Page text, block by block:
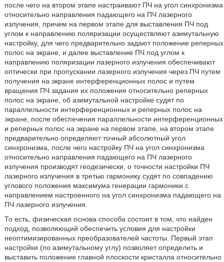
после чего на втором этапе настраивают ПЧ на угол синхронизма
относительно направления падающего на ПЧ лазерного
излучения, причем на первом этапе для выставления ПЧ под
углом к направлению поляризации осуществляют азимутальную
настройку, для чего предварительно задают положение реперных
полос на экране, и далее выставление ПЧ под углом к
направлению поляризации лазерного излучения обеспечивают
оптически при пропускании лазерного излучения через ПЧ путем
получения на экране интерференционных полос и путем
вращения ПЧ задания их положения относительно реперных
полос на экране, об азимутальной настройке судят по
параллельности интерференционных и реперных полос на
экране, после обеспечения параллельности интерференционных
и реперных полос на экране на первом этапе, на втором этапе
предварительно определяют точный абсолютный угол
синхронизма, после чего настройку ПЧ на угол синхронизма
относительно направления падающего на ПЧ лазерного
излучения производят геодезически, о точности настройки ПЧ
лазерного излучения в третью гармонику судят по совпадению
углового положения максимума генерации гармоники с
направлением настроенного на угол синхронизма падающего на
ПЧ лазерного излучения.
То есть, физическая основа способа состоит в том, что найден
подход, позволяющий обеспечить условия для настройки
неоптимизированных преобразователей частоты. Первый этап
настройки (по азимутальному углу) позволяет определить и
выставить положение главной плоскости кристалла относительно